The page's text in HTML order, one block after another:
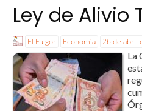
Ley de Alivio
El Fulgor Economía 26 de abril
La